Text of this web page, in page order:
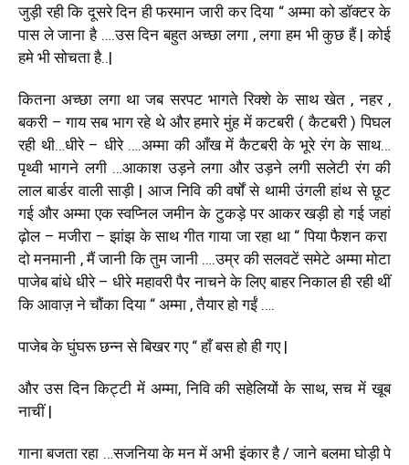
जुड़ी रही कि दूसरे दिन ही फरमान जारी कर दिया “ अम्मा को डॉक्टर के
पास ले जाना है ….उस दिन बहुत अच्छा लगा , लगा हम भी कुछ हैं | कोई
हमे भी सोचता है..|
कितना अच्छा लगा था जब सरपट भागते रिक्शे के साथ खेत , नहर ,
बकरी – गाय सब भाग रहे थे और हमारे मुंह में कटबरी ( कैटबरी ) पिघल
रही थी…धीरे – धीरे ….अम्मा की आँख में कैटबरी के भूरे रंग के साथ…
पृथ्वी भागने लगी …आकाश उड़ने लगा और उड़ने लगी सलेटी रंग की
लाल बार्डर वाली साड़ी | आज निवि की वर्षों से थामी उंगली हांथ से छूट
गई और अम्मा एक स्वप्निल जमीन के टुकड़े पर आकर खड़ी हो गई जहां
ढ़ोल – मजीरा – झांझ के साथ गीत गाया जा रहा था “ पिया फैशन करा
दो मनमानी , मैं जानी कि तुम जानी ….उम्र की सलवटें समेटे अम्मा मोटा
पाजेब बांधे धीरे – धीरे महावरी पैर नाचने के लिए बाहर निकाल ही रही थीं
कि आवाज़ ने चौंका दिया “ अम्मा , तैयार हो गईं ….
पाजेब के घुंघरू छन्न से बिखर गए “ हाँ बस हो ही गए |
और उस दिन किट्टी में अम्मा, निवि की सहेलियों के साथ, सच में खूब
नाचीं |
गाना बजता रहा …सजनिया के मन में अभी इंकार है / जाने बलमा घोड़ी पे